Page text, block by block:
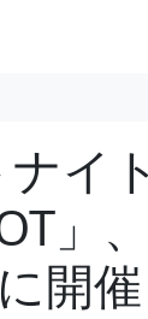
イ
」
開催